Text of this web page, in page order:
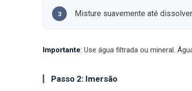
Misture suavemente até dissolver
Importante: Use água filtrada ou mineral.
Passo 2: Imersão